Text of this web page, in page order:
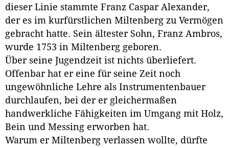
dieser Linie stammte Franz Caspar Alexander,
der es im kurfürstlichen Miltenberg zu Vermögen
gebracht hatte. Sein ältester Sohn, Franz Ambros,
wurde 1753 in Miltenberg geboren.
Über seine Jugendzeit ist nichts überliefert.
Offenbar hat er eine für seine Zeit noch
ungewöhnliche Lehre als Instrumentenbauer
durchlaufen, bei der er gleichermaßen
handwerkliche Fähigkeiten im Umgang mit Holz,
Bein und Messing erworben hat.
Warum er Miltenberg verlassen wollte, dürfte